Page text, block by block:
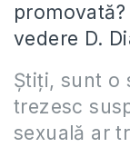
vedere D.
Ştiţi, sunt o
trezesc
sexuală ar